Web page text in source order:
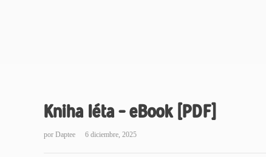
Kniha léta – eBook [PDF]
por Daptee 6 diciembre, 2025